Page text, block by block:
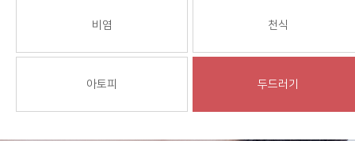
비염 천식
아토피 두드러기